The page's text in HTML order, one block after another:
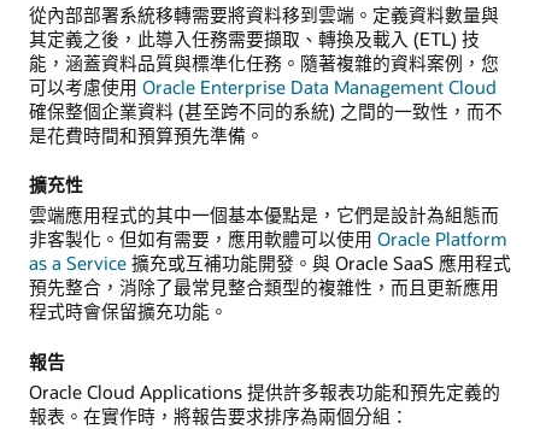
從內部部署系統移轉需要將資料移到雲端。定義資料數量與
其定義之後，此導入任務需要擷取、轉換及載入 (ETL) 技
能，涵蓋資料品質與標準化任務。隨著複雜的資料案例，您
可以考慮使用 Oracle Enterprise Data Management Cloud
確保整個企業資料 (甚至跨不同的系統) 之間的一致性，而不
是花費時間和預算預先準備。
擴充性
雲端應用程式的其中一個基本優點是，它們是設計為組態而
非客製化。但如有需要，應用軟體可以使用 Oracle Platform
as a Service 擴充或互補功能開發。與 Oracle SaaS 應用程式
預先整合，消除了最常見整合類型的複雜性，而且更新應用
程式時會保留擴充功能。
報告
Oracle Cloud Applications 提供許多報表功能和預先定義的
報表。在實作時，將報告要求排序為兩個分組：